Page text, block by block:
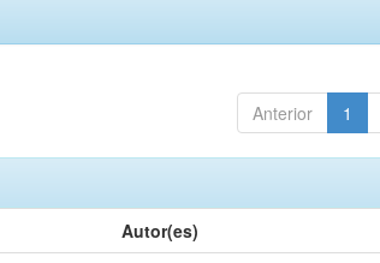
Anterior 1
Autor(es)